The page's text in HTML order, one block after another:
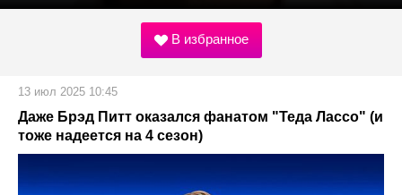
В избранное
13 июл 2025 10:45
Даже Брэд Питт оказался фанатом "Теда Лассо" (и
тоже надеется на 4 сезон)